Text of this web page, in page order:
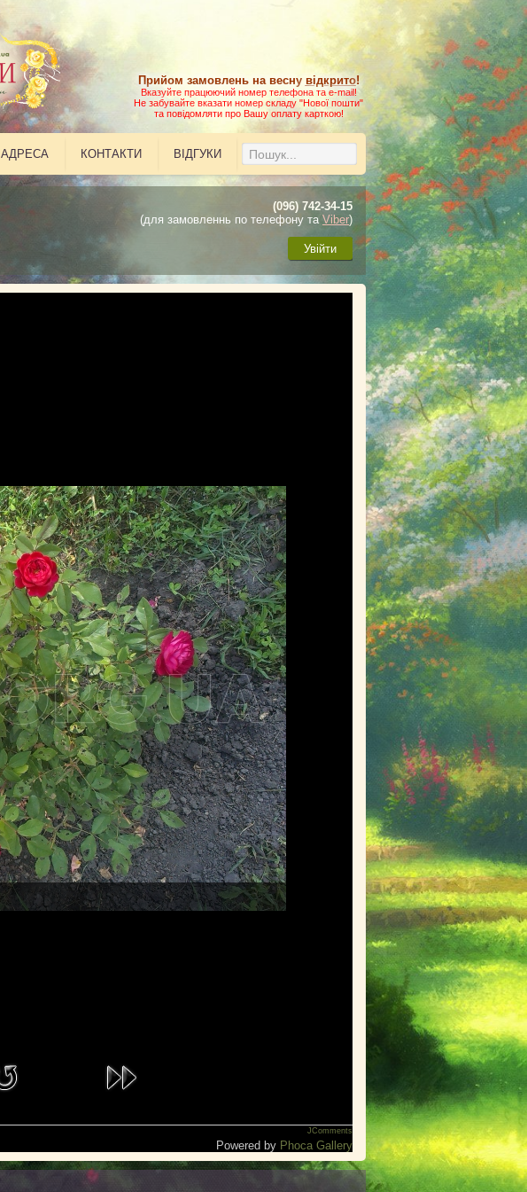
АДРЕСА КОНТАКТИ ВІДГУКИ
Прийом замовлень на весну відкрито!
Вказуйте працюючий номер телефона та e-mail!
Не забувайте вказати номер складу "Нової пошти"
та повідомляти про Вашу оплату карткою!
(096) 742-34-15
(для замовленнь по телефону та Viber)
Увійти
JComments
Powered by Phoca Gallery